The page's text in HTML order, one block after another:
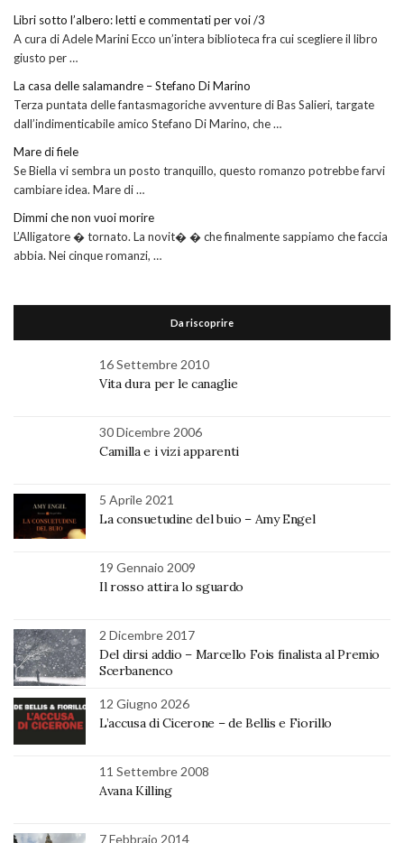
Libri sotto l’albero: letti e commentati per voi /3
A cura di Adele Marini Ecco un’intera biblioteca fra cui scegliere il libro
giusto per …
La casa delle salamandre – Stefano Di Marino
Terza puntata delle fantasmagoriche avventure di Bas Salieri, targate
dall’indimenticabile amico Stefano Di Marino, che …
Mare di fiele
Se Biella vi sembra un posto tranquillo, questo romanzo potrebbe farvi
cambiare idea. Mare di …
Dimmi che non vuoi morire
L’Alligatore � tornato. La novit� � che finalmente sappiamo che faccia
abbia. Nei cinque romanzi, …
Da riscoprire
16 Settembre 2010
Vita dura per le canaglie
30 Dicembre 2006
Camilla e i vizi apparenti
5 Aprile 2021
La consuetudine del buio – Amy Engel
19 Gennaio 2009
Il rosso attira lo sguardo
2 Dicembre 2017
Del dirsi addio – Marcello Fois finalista al Premio
Scerbanenco
12 Giugno 2026
L’accusa di Cicerone – de Bellis e Fiorillo
11 Settembre 2008
Avana Killing
7 Febbraio 2014